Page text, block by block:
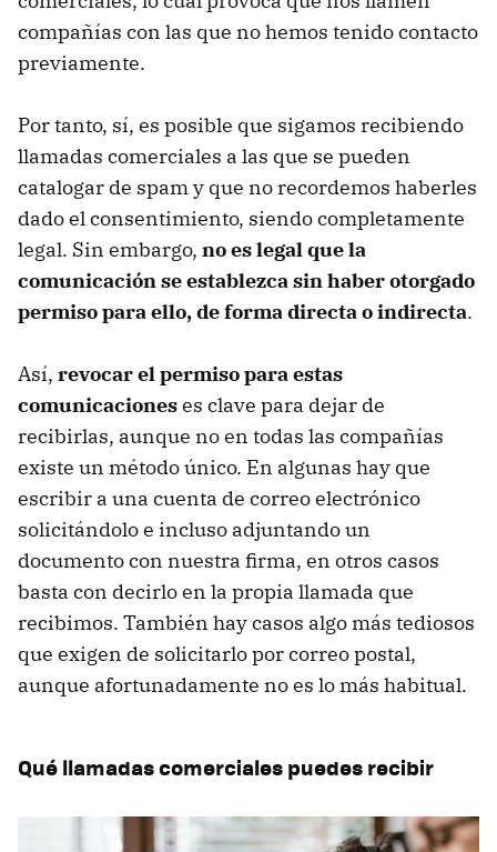
compañías con las que no hemos tenido contacto
previamente.
Por tanto, sí, es posible que sigamos recibiendo
llamadas comerciales a las que se pueden
catalogar de spam y que no recordemos haberles
dado el consentimiento, siendo completamente
legal. Sin embargo, no es legal que la
comunicación se establezca sin haber otorgado
permiso para ello, de forma directa o indirecta.
Así, revocar el permiso para estas
comunicacioneses clave para dejar de
recibirlas, aunque no en todas las compañías
existe un método único. En algunas hay que
escribir a una cuenta de correo electrónico
solicitándolo e incluso adjuntando un
documento con nuestra firma, en otros casos
basta con decirlo en la propia llamada que
recibimos. También hay casos algo más tediosos
que exigen de solicitarlo por correo postal,
aunque afortunadamente no es lo más habitual.
Qué llamadas comerciales puedes recibir